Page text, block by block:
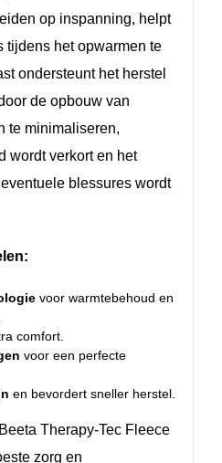
op inspanning, helpt
tijdens het opwarmen te
ondersteunt het herstel
de opbouw van
te minimaliseren,
wordt verkort en het
blessures wordt
voor warmtebehoud en
comfort.
voor een perfecte
en bevordert sneller herstel.
Therapy-Tec Fleece
zorg en